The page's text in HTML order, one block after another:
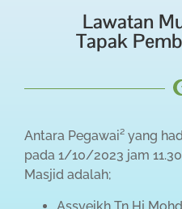
Lawatan
Tapak
Antara Pegawai² yang
pada 1/10/2023 jam
Masjid adalah;
Assyeikh Tn Hj